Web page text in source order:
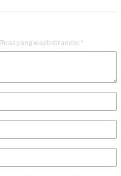
Ruas yang wajib ditandai *